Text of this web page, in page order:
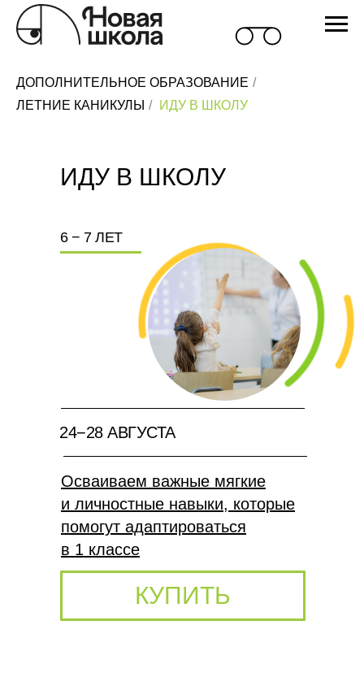
ДОПОЛНИТЕЛЬНОЕ ОБРАЗОВАНИЕ /
ЛЕТНИЕ КАНИКУЛЫ / ИДУ В ШКОЛУ
24−28 АВГУСТА
6 − 7 ЛЕТ
Осваиваем важные мягкие
и личностные навыки, которые
помогут адаптироваться
в 1 классе
ИДУ В ШКОЛУ
КУПИТЬ